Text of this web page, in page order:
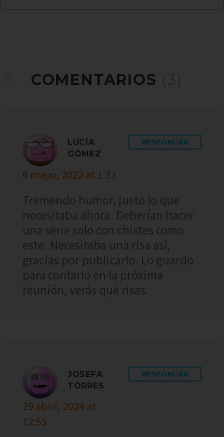
COMENTARIOS (3)
LUCÍA
GÓMEZ
6 mayo, 2022 at 1:33
RESPONDER
Tremendo humor, justo lo que
necesitaba ahora. Deberían hacer
una serie solo con chistes como
este. Necesitaba una risa así,
gracias por publicarlo. Lo guardo
para contarlo en la próxima
reunión, verás qué risas.
JOSEFA
TORRES
29 abril, 2024 at
12:55
RESPONDER